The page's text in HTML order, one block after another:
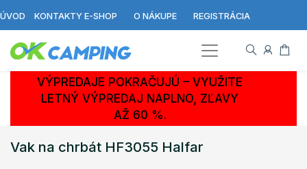
ÚVOD KONTAKTY E-SHOP O NÁKUPE REGISTRÁCIA
VÝPREDAJE POKRAČUJÚ – VYUŽITE
LETNÝ VÝPREDAJ NAPLNO, ZĽAVY
AŽ 60 %.
Vak na chrbát HF3055 Halfar